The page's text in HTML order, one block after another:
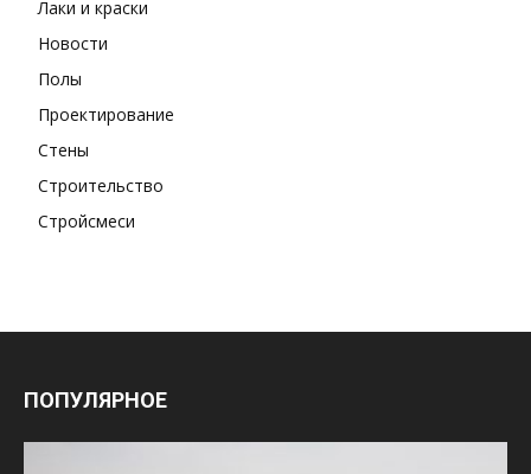
Лаки и краски
Новости
Полы
Проектирование
Стены
Строительство
Стройсмеси
ПОПУЛЯРНОЕ